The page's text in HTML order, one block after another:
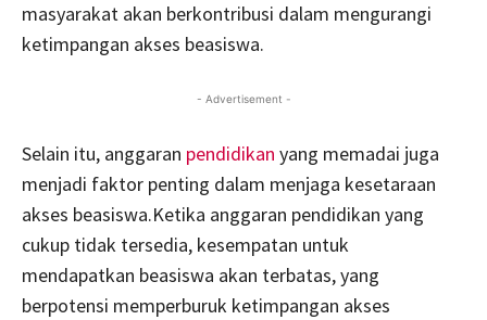
masyarakat akan berkontribusi dalam mengurangi
ketimpangan akses beasiswa.
- Advertisement -
Selain itu, anggaran pendidikan yang memadai juga
menjadi faktor penting dalam menjaga kesetaraan
akses beasiswa.Ketika anggaran pendidikan yang
cukup tidak tersedia, kesempatan untuk
mendapatkan beasiswa akan terbatas, yang
berpotensi memperburuk ketimpangan akses